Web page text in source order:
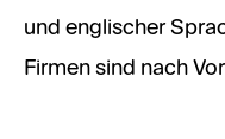
und englischer
Firmen sind nach